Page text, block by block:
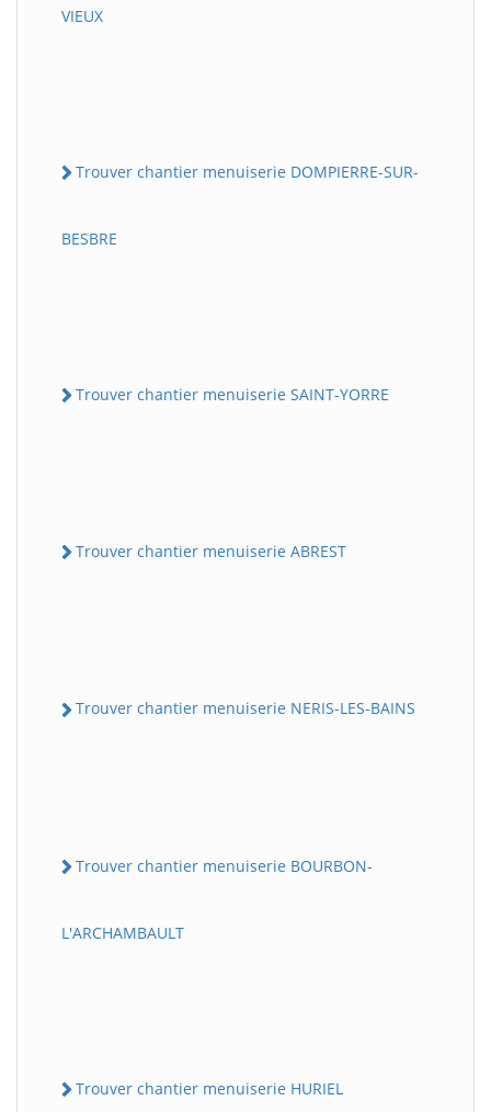
VIEUX
Trouver chantier menuiserie DOMPIERRE-SUR-
BESBRE
Trouver chantier menuiserie SAINT-YORRE
Trouver chantier menuiserie ABREST
Trouver chantier menuiserie NERIS-LES-BAINS
Trouver chantier menuiserie BOURBON-
L'ARCHAMBAULT
Trouver chantier menuiserie HURIEL